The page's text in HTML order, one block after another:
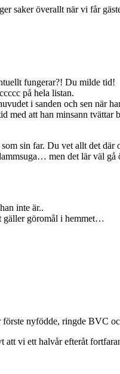
saker överallt när vi får
fungerar?! Du milde tid!
på hela listan.
i sanden och sen när
med att han minsann
sin far. Du vet allt det där
men det lär väl gå
inte är..
gäller göromål i hemmet…
nyfödde, ringde BVC
vi ett halvår efteråt